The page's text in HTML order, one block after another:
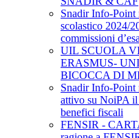
Snadir Info-Point
scolastico 2024/
commissioni
UIL SCUOLA
ERASMUS-
BICOCCA DI
Snadir Info-Point
attivo su NoiPA il
benefici fiscali
FENSIR -